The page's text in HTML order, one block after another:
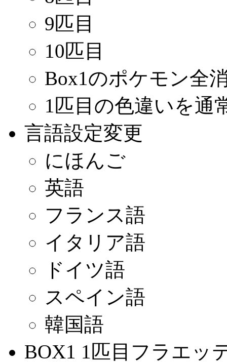
9匹目
10匹目
Box1のポケモン全
1匹目の色違いを通
言語設定変更
にほんご
英語
フランス語
イタリア語
ドイツ語
スペイン語
韓国語
BOX1 1匹目フラエッ